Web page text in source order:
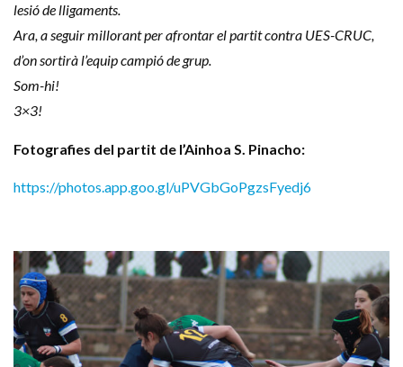
lesió de lligaments.
Ara, a seguir millorant per afrontar el partit contra UES-CRUC,
d’on sortirà l’equip campió de grup.
Som-hi!
3×3!
Fotografies del partit de l’Ainhoa S. Pinacho:
https://photos.app.goo.gl/uPVGbGoPgzsFyedj6